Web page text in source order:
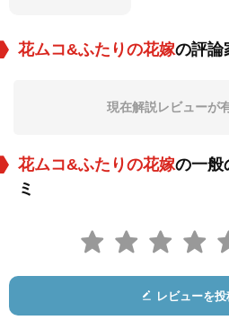
花ムコ&ふたりの花嫁の評論
現在解説レビューが
花ムコ&ふたりの花嫁の一般
ミ
レビューを投